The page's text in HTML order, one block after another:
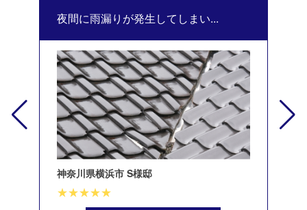
夜間に雨漏りが発生してしまい...
神奈川県横浜市 S様邸